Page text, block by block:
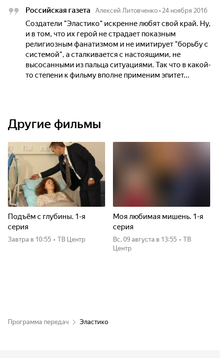
Российская газета Алексей Литовченко • 24 ноября 2016
Создатели "Эластико" искренне любят свой край. Ну,
и в том, что их герой не страдает показным
религиозным фанатизмом и не имитирует "борьбу с
системой", а сталкивается с настоящими, не
высосанными из пальца ситуациями. Так что в какой-
то степени к фильму вполне применим эпитет...
Другие фильмы
Подъём с глубины. 1-я
серия
Завтра в 10:55 • ТВ Центр
Моя любимая мишень. 1-я
серия
вс, 09 августа в 13:55 • ТВ
Центр
Программа передач Эластико